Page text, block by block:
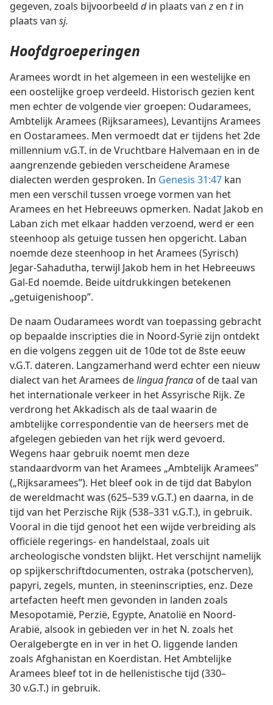
gegeven, zoals bijvoorbeeld din plaats vanz en tin
plaats van sj.
Hoofdgroeperingen
Aramees wordt in het algemeen in een westelijke en
een oostelijke groep verdeeld. Historisch gezien kent
men echter de volgende vier groepen: Oudaramees,
Ambtelijk Aramees (Rijksaramees), Levantijns Aramees
en Oostaramees. Men vermoedt dat er tijdens het 2de
millennium v.G.T. in de Vruchtbare Halvemaan en in de
aangrenzende gebieden verscheidene Aramese
dialecten werden gesproken. In Genesis 31:47 kan
men een verschil tussen vroege vormen van het
Aramees en het Hebreeuws opmerken. Nadat Jakob en
Laban zich met elkaar hadden verzoend, werd er een
steenhoop als getuige tussen hen opgericht. Laban
noemde deze steenhoop in het Aramees (Syrisch)
Jegar-Sahadutha, terwijl Jakob hem in het Hebreeuws
Gal-Ed noemde. Beide uitdrukkingen betekenen
„getuigenishoop”.
De naam Oudaramees wordt van toepassing gebracht
op bepaalde inscripties die in Noord-Syrië zijn ontdekt
en die volgens zeggen uit de 10de tot de 8ste eeuw
v.G.T. dateren. Langzamerhand werd echter een nieuw
dialect van het Aramees delingua franca of de taal van
het internationale verkeer in het Assyrische Rijk. Ze
verdrong het Akkadisch als de taal waarin de
ambtelijke correspondentie van de heersers met de
afgelegen gebieden van het rijk werd gevoerd.
Wegens haar gebruik noemt men deze
standaardvorm van het Aramees „Ambtelijk Aramees”
(„Rijksaramees”). Het bleef ook in de tijd dat Babylon
de wereldmacht was (625–539 v.G.T.) en daarna, in de
tijd van het Perzische Rijk (538–331 v.G.T.), in gebruik.
Vooral in die tijd genoot het een wijde verbreiding als
officiële regerings- en handelstaal, zoals uit
archeologische vondsten blijkt. Het verschijnt namelijk
op spijkerschriftdocumenten, ostraka (potscherven),
papyri, zegels, munten, in steeninscripties, enz. Deze
artefacten heeft men gevonden in landen zoals
Mesopotamië, Perzië, Egypte, Anatolië en Noord-
Arabië, alsook in gebieden ver in het N. zoals het
Oeralgebergte en in ver in het O. liggende landen
zoals Afghanistan en Koerdistan. Het Ambtelijke
Aramees bleef tot in de hellenistische tijd (330–
30 v.G.T.) in gebruik.